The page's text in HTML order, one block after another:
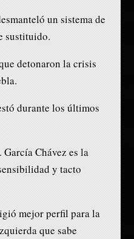
un sistema de
sustituido.
detonaron la crisis
durante los últimos
Chávez es la
y tacto
mejor perfil para la
que sabe